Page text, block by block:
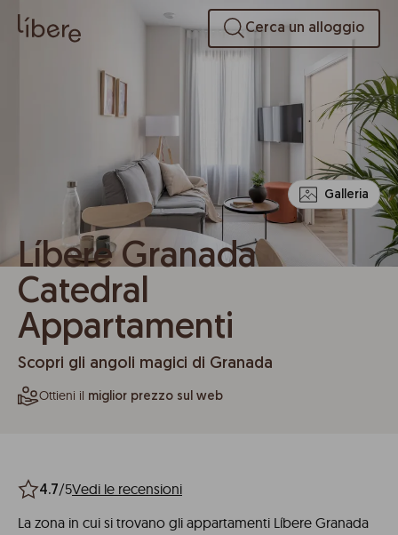
Cerca un alloggio
Galleria
Líbere Granada
Catedral
Appartamenti
Scopri gli angoli magici di Granada
Ottieni il miglior prezzo sul web
4.7/5Vedi le recensioni
La zona in cui si trovano gli appartamenti Líbere Granada